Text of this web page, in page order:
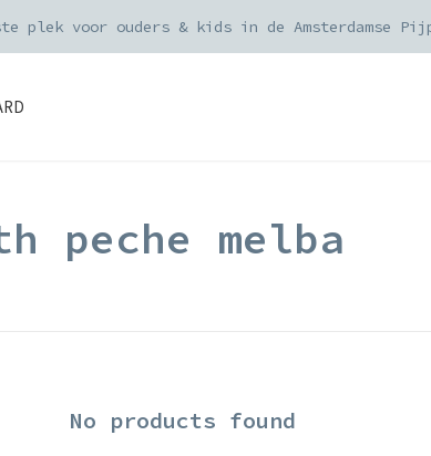
plek voor ouders & kids in de Amsterdamse
peche melba
No products found